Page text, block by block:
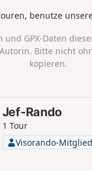
und ebenen
benutze
und GPX-Daten
Bitte nicht
kopieren.
Jef-Rando
1 Tour
Visorando-Mitglied